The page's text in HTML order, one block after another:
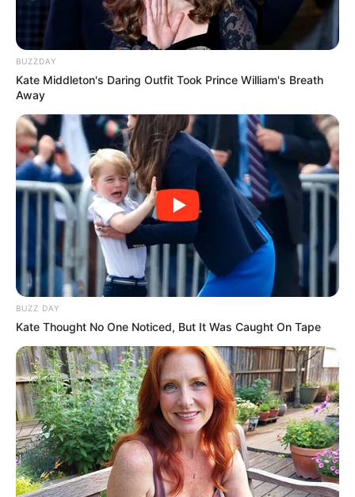
BUZZDAY
Kate Middleton's Daring Outfit Took Prince William's Breath
Away
BUZZ DAY
Kate Thought No One Noticed, But It Was Caught On Tape